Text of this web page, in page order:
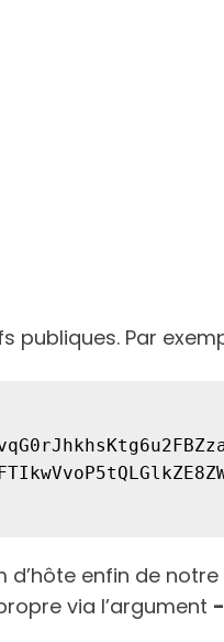
publiques. Par
enfin de
via l’argument